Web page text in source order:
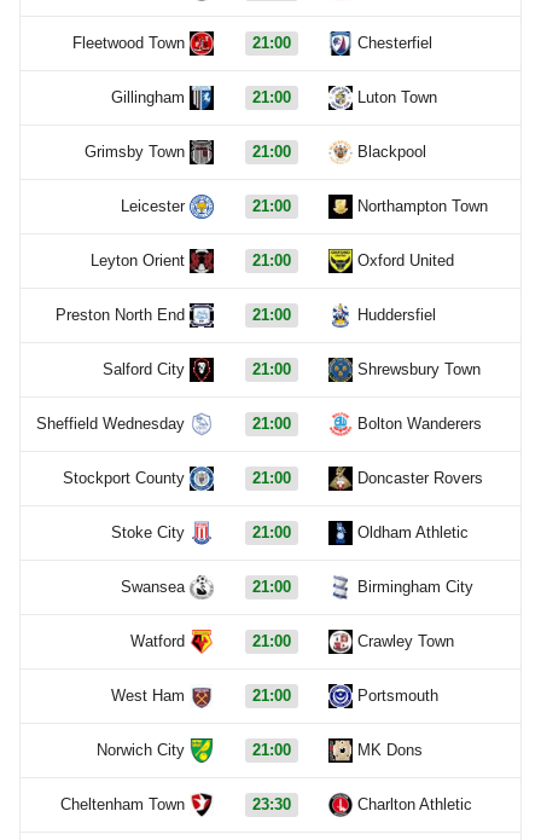
Fleetwood Town 21:00 Chesterfiel
Gillingham 21:00 Luton Town
Grimsby Town 21:00 Blackpool
Leicester 21:00 Northampton Town
Leyton Orient 21:00 Oxford United
Preston North End 21:00 Huddersfiel
Salford City 21:00 Shrewsbury Town
Sheffield Wednesday 21:00 Bolton Wanderers
Stockport County 21:00 Doncaster Rovers
Stoke City 21:00 Oldham Athletic
Swansea 21:00 Birmingham City
Watford 21:00 Crawley Town
West Ham 21:00 Portsmouth
Norwich City 21:00 MK Dons
Cheltenham Town 23:30 Charlton Athletic